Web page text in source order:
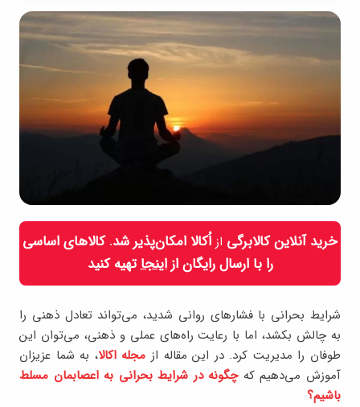
خرید آنلاین کالابرگی از اُکالا امکان‌پذیر شد. کالاهای اساسی
را با ارسال رایگان ازاینجاتهیه کنید
شرایط بحرانی با فشارهای روانی شدید، می‌تواند تعادل ذهنی را
به چالش بکشد، اما با رعایت راه‌های عملی و ذهنی، می‌توان این
طوفان را مدیریت کرد. در این مقاله از مجله اکالا، به شما عزیزان
آموزش می‌دهیم کهچگونه در شرایط بحرانی به اعصابمان مسلط
باشیم؟